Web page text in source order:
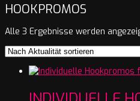
HOOKPROMOS
Alle 3 Ergebnisse werden